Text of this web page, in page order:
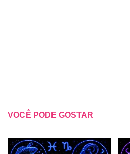
VOCÊ PODE GOSTAR